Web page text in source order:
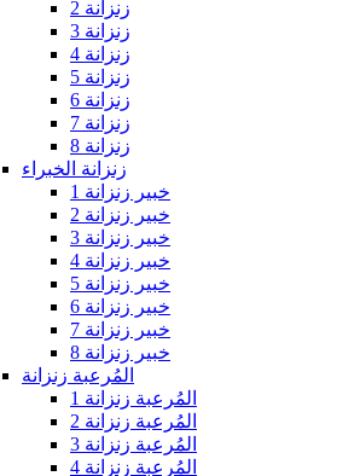
زنزانة 2
زنزانة 3
زنزانة 4
زنزانة 5
زنزانة 6
زنزانة 7
زنزانة 8
زنزانة الخبراء
خبير زنزانة 1
خبير زنزانة 2
خبير زنزانة 3
خبير زنزانة 4
خبير زنزانة 5
خبير زنزانة 6
خبير زنزانة 7
خبير زنزانة 8
المُرعبة زنزانة
المُرعبة زنزانة 1
المُرعبة زنزانة 2
المُرعبة زنزانة 3
المُرعبة زنزانة 4